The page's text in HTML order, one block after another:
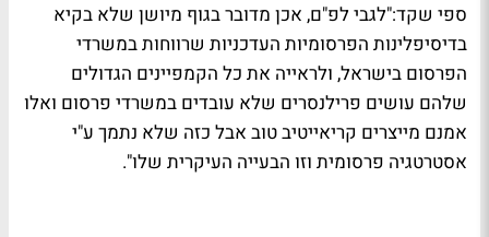
ספי שקד:"לגבי לפ"ם, אכן מדובר בגוף מיושן שלא בקיא
בדיסיפלינות הפרסומיות העדכניות שרווחות במשרדי
הפרסום בישראל, ולראייה את כל הקמפיינים הגדולים
שלהם עושים פרילנסרים שלא עובדים במשרדי פרסום ואלו
אמנם מייצרים קריאייטיב טוב אבל כזה שלא נתמך ע"י
אסטרטגיה פרסומית וזו הבעייה העיקרית שלו".